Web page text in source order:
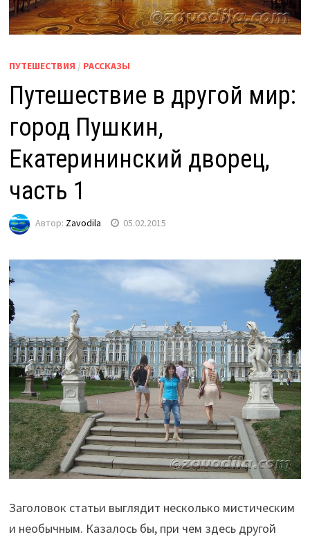
ПУТЕШЕСТВИЯ / РАССКАЗЫ
Путешествие в другой мир:
город Пушкин,
Екатерининский дворец,
часть 1
Автор: Zavodila 05.02.2015
Заголовок статьи выглядит несколько мистическим
и необычным. Казалось бы, при чем здесь другой